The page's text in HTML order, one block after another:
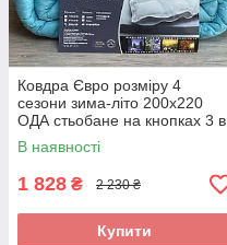
Ковдра Євро розміру 4
сезони зима-літо 200х220
ОДА стьобане на кнопках 3 в
1, Колір - Бирюзовый
В наявності
1 828 ₴ 2 230 ₴
Купити